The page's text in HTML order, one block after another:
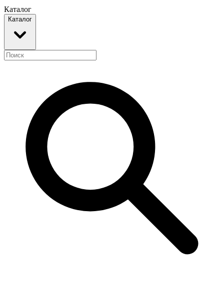
Каталог
Каталог